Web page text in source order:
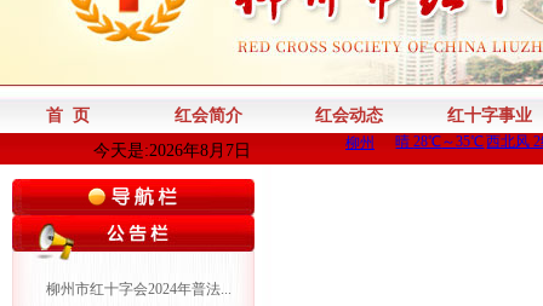
首 页 红会简介 红会动态
红十字事业
今天是:2026年8月7日
柳州市红十字会2024年普法...